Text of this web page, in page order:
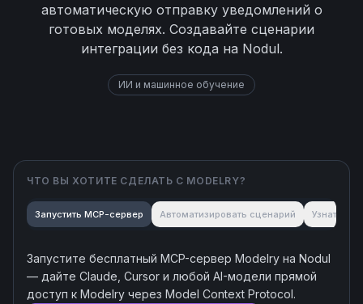
автоматическую отправку уведомлений о
готовых моделях. Создавайте сценарии
интеграции без кода на Nodul.
ИИ и машинное обучение
ЧТО ВЫ ХОТИТЕ СДЕЛАТЬ С MODELRY?
Запустить MCP-сервер Автоматизировать сценарий Узнать об
Запустите бесплатный MCP-сервер Modelry на Nodul
— дайте Claude, Cursor и любой AI-модели прямой
доступ к Modelry через Model Context Protocol.